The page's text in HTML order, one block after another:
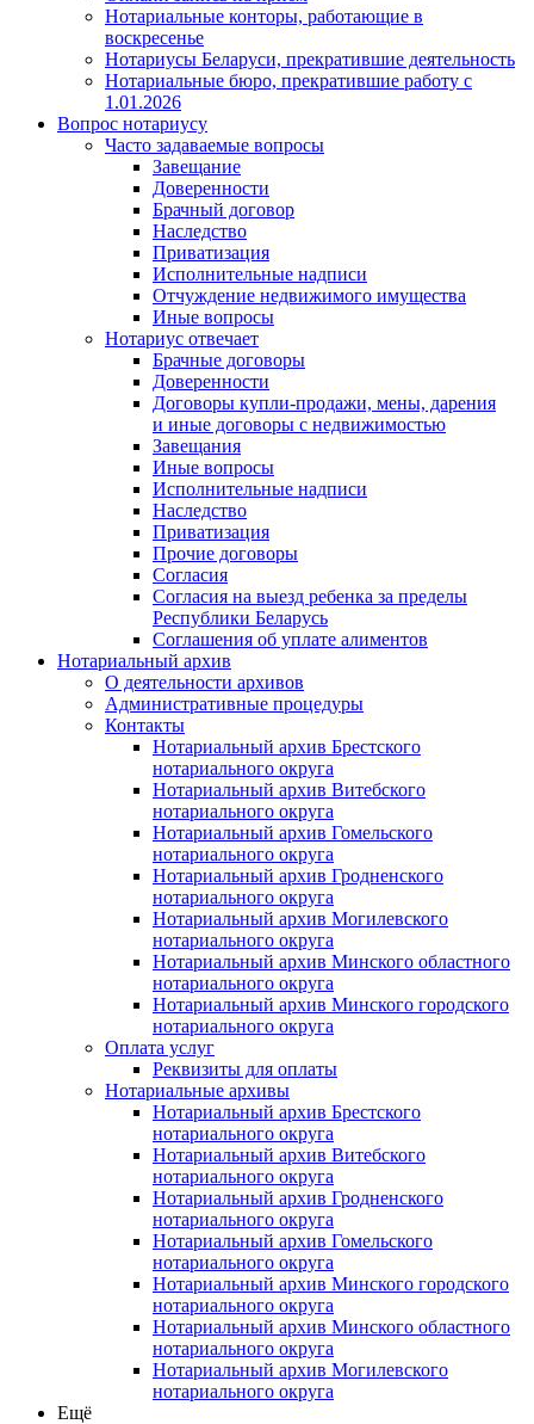
Нотариальные конторы, работающие в
воскресенье
Нотариусы Беларуси, прекратившие деятельность
Нотариальные бюро, прекратившие работу с
1.01.2026
Вопрос нотариусу
Часто задаваемые вопросы
Завещание
Доверенности
Брачный договор
Наследство
Приватизация
Исполнительные надписи
Отчуждение недвижимого имущества
Иные вопросы
Нотариус отвечает
Брачные договоры
Доверенности
Договоры купли-продажи, мены, дарения
и иные договоры с недвижимостью
Завещания
Иные вопросы
Исполнительные надписи
Наследство
Приватизация
Прочие договоры
Согласия
Согласия на выезд ребенка за пределы
Республики Беларусь
Соглашения об уплате алиментов
Нотариальный архив
О деятельности архивов
Административные процедуры
Контакты
Нотариальный архив Брестского
нотариального округа
Нотариальный архив Витебского
нотариального округа
Нотариальный архив Гомельского
нотариального округа
Нотариальный архив Гродненского
нотариального округа
Нотариальный архив Могилевского
нотариального округа
Нотариальный архив Минского областного
нотариального округа
Нотариальный архив Минского городского
нотариального округа
Оплата услуг
Реквизиты для оплаты
Нотариальные архивы
Нотариальный архив Брестского
нотариального округа
Нотариальный архив Витебского
нотариального округа
Нотариальный архив Гродненского
нотариального округа
Нотариальный архив Гомельского
нотариального округа
Нотариальный архив Минского городского
нотариального округа
Нотариальный архив Минского областного
нотариального округа
Нотариальный архив Могилевского
нотариального округа
Ещё